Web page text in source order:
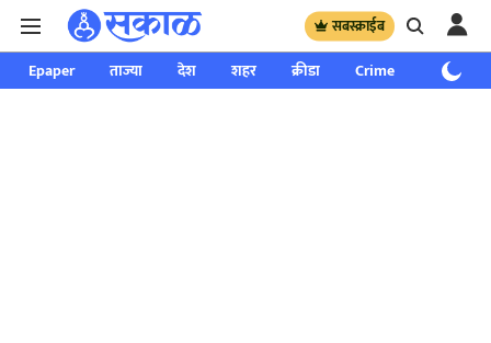
सबस्क्राईब
Epaper ताज्या देश शहर क्रीडा Crime साप्ताहिक